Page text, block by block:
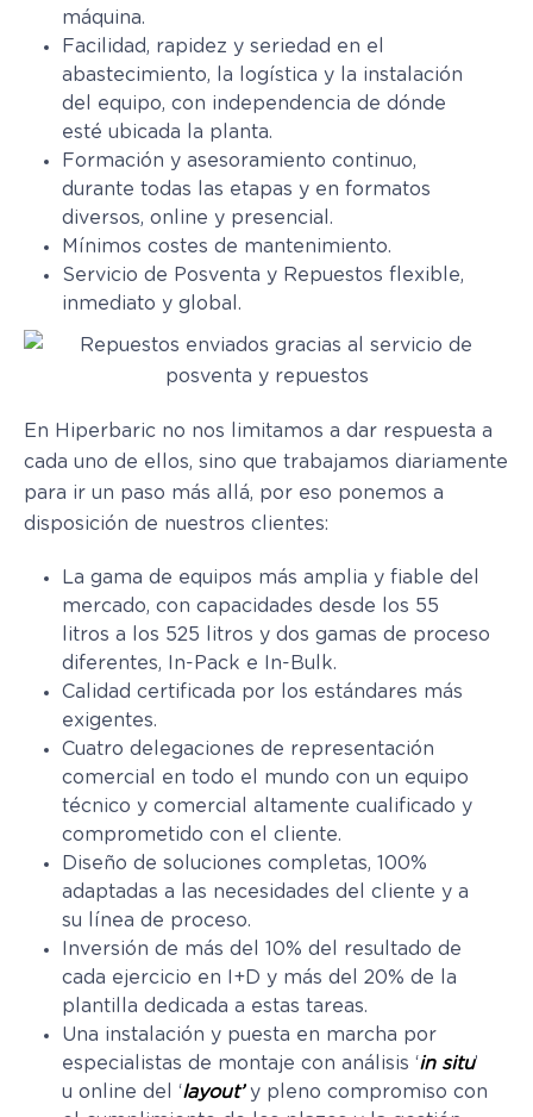
máquina.
Facilidad, rapidez y seriedad en el
abastecimiento, la logística y la instalación
del equipo, con independencia de dónde
esté ubicada la planta.
Formación y asesoramiento continuo,
durante todas las etapas y en formatos
diversos, online y presencial.
Mínimos costes de mantenimiento.
Servicio de Posventa y Repuestos flexible,
inmediato y global.
En Hiperbaric no nos limitamos a dar respuesta a
cada uno de ellos, sino que trabajamos diariamente
para ir un paso más allá, por eso ponemos a
disposición de nuestros clientes:
La gama de equipos más amplia y fiable del
mercado, con capacidades desde los 55
litros a los 525 litros y dos gamas de proceso
diferentes, In-Pack e In-Bulk.
Calidad certificada por los estándares más
exigentes.
Cuatro delegaciones de representación
comercial en todo el mundo con un equipo
técnico y comercial altamente cualificado y
comprometido con el cliente.
Diseño de soluciones completas, 100%
adaptadas a las necesidades del cliente y a
su línea de proceso.
Inversión de más del 10% del resultado de
cada ejercicio en I+D y más del 20% de la
plantilla dedicada a estas tareas.
Una instalación y puesta en marcha por
especialistas de montaje con análisis ‘in situ’
u online del ‘layout’y pleno compromiso con